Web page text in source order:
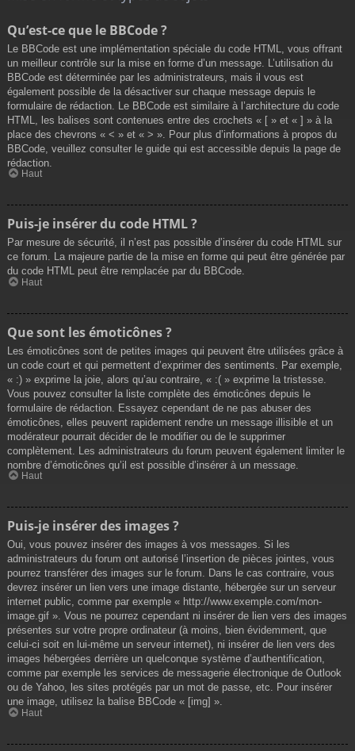
Qu’est-ce que le BBCode ?
Le BBCode est une implémentation spéciale du code HTML, vous offrant
un meilleur contrôle sur la mise en forme d’un message. L’utilisation du
BBCode est déterminée par les administrateurs, mais il vous est
également possible de la désactiver sur chaque message depuis le
formulaire de rédaction. Le BBCode est similaire à l’architecture du code
HTML, les balises sont contenues entre des crochets « [ » et « ] » à la
place des chevrons « < » et « > ». Pour plus d’informations à propos du
BBCode, veuillez consulter le guide qui est accessible depuis la page de
rédaction.
Haut
Puis-je insérer du code HTML ?
Par mesure de sécurité, il n’est pas possible d’insérer du code HTML sur
ce forum. La majeure partie de la mise en forme qui peut être générée par
du code HTML peut être remplacée par du BBCode.
Haut
Que sont les émoticônes ?
Les émoticônes sont de petites images qui peuvent être utilisées grâce à
un code court et qui permettent d’exprimer des sentiments. Par exemple,
« :) » exprime la joie, alors qu’au contraire, « :( » exprime la tristesse.
Vous pouvez consulter la liste complète des émoticônes depuis le
formulaire de rédaction. Essayez cependant de ne pas abuser des
émoticônes, elles peuvent rapidement rendre un message illisible et un
modérateur pourrait décider de le modifier ou de le supprimer
complètement. Les administrateurs du forum peuvent également limiter le
nombre d’émoticônes qu’il est possible d’insérer à un message.
Haut
Puis-je insérer des images ?
Oui, vous pouvez insérer des images à vos messages. Si les
administrateurs du forum ont autorisé l’insertion de pièces jointes, vous
pourrez transférer des images sur le forum. Dans le cas contraire, vous
devrez insérer un lien vers une image distante, hébergée sur un serveur
internet public, comme par exemple « http://www.exemple.com/mon-
image.gif ». Vous ne pourrez cependant ni insérer de lien vers des images
présentes sur votre propre ordinateur (à moins, bien évidemment, que
celui-ci soit en lui-même un serveur internet), ni insérer de lien vers des
images hébergées derrière un quelconque système d’authentification,
comme par exemple les services de messagerie électronique de Outlook
ou de Yahoo, les sites protégés par un mot de passe, etc. Pour insérer
une image, utilisez la balise BBCode « [img] ».
Haut